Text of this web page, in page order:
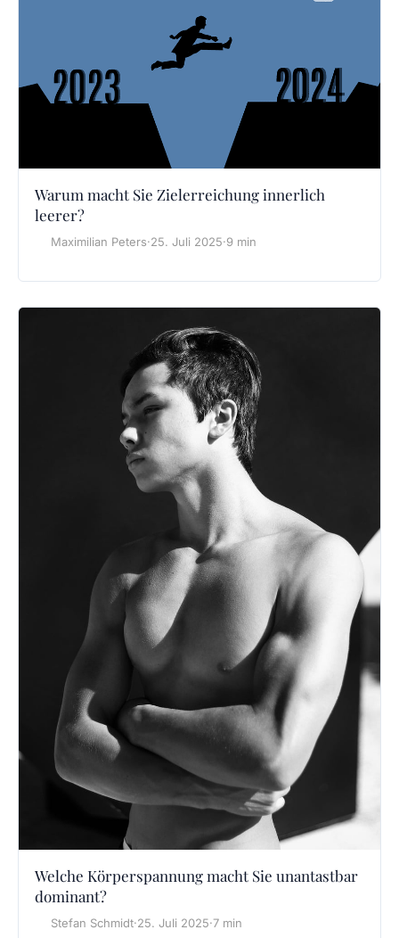
Warum macht Sie Zielerreichung innerlich
leerer?
Maximilian Peters·25. Juli 2025·9 min
Welche Körperspannung macht Sie unantastbar
dominant?
Stefan Schmidt·25. Juli 2025·7 min